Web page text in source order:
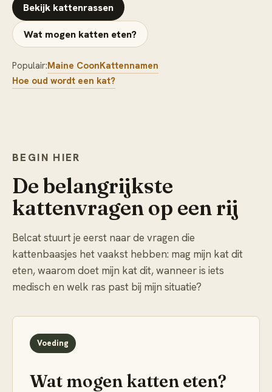
Bekijk kattenrassen
Wat mogen katten eten?
Populair:Maine CoonKattennamen
Hoe oud wordt een kat?
BEGIN HIER
De belangrijkste
kattenvragen op een rij
Belcat stuurt je eerst naar de vragen die
kattenbaasjes het vaakst hebben: mag mijn kat dit
eten, waarom doet mijn kat dit, wanneer is iets
medisch en welk ras past bij mijn situatie?
Voeding
Wat mogen katten eten?